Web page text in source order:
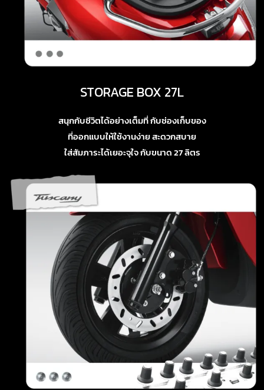
STORAGE BOX 27L
สนุกกับชีวิตได้อย่างเต็มที่ กับช่องเก็บของ
ที่ออกแบบให้ใช้งานง่าย สะดวกสบาย
ใส่สัมภาระได้เยอะจุใจ กับขนาด 27 ลิตร